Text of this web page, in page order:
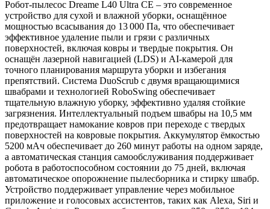
Робот-пылесос Dreame L40 Ultra CE – это современное
устройство для сухой и влажной уборки, оснащённое
мощностью всасывания до 13 000 Па, что обеспечивает
эффективное удаление пыли и грязи с различных
поверхностей, включая ковры и твердые покрытия. Он
оснащён лазерной навигацией (LDS) и AI-камерой для
точного планирования маршрута уборки и избегания
препятствий. Система DuoScrub с двумя вращающимися
швабрами и технологией RoboSwing обеспечивает
тщательную влажную уборку, эффективно удаляя стойкие
загрязнения. Интеллектуальный подъем швабры на 10,5 мм
предотвращает намокание ковров при переходе с твердых
поверхностей на ковровые покрытия. Аккумулятор ёмкостью
5200 мАч обеспечивает до 260 минут работы на одном заряде,
а автоматическая станция самообслуживания поддерживает
робота в работоспособном состоянии до 75 дней, включая
автоматическое опорожнение пылесборника и стирку швабр.
Устройство поддерживает управление через мобильное
приложение и голосовых ассистентов, таких как Alexa, Siri и